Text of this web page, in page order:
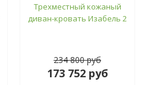
Трехместный кожаный
диван-кровать Изабель 2
234 800 руб
173 752 руб